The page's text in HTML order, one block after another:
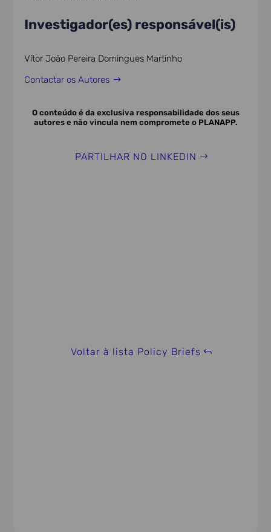
Investigador(es) responsável(is)
Vítor João Pereira Domingues Martinho
Contactar os Autores
O conteúdo é da exclusiva responsabilidade dos seus
autores e não vincula nem compromete o PLANAPP.
PARTILHAR NO LINKEDIN
Voltar à lista Policy Briefs